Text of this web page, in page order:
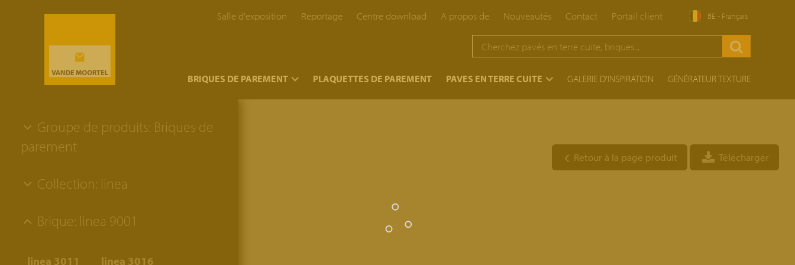
Salle d'exposition Reportage Centre download A propos de Nouveautés Contact Portail client BE - Français
BRIQUES DE PAREMENT PLAQUETTES DE PAREMENT PAVES EN TERRE CUITE GALERIE D'INSPIRATION GÉNÉRATEUR TEXTURE
Groupe de produits: Briques de
parement
Collection: linea
Brique: linea 9001
linea 3011
linea 3016
Retour à la page produit Télécharger